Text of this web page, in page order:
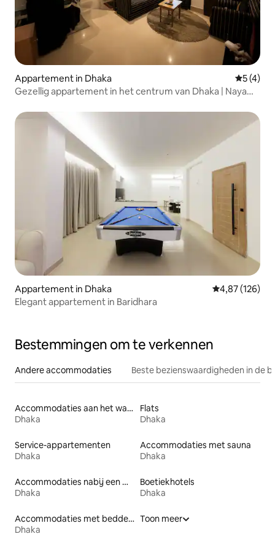
Appartement in Dhaka
5 (4)
Gezellig appartement in het centrum van Dhaka | Naya
Appartement in Dhaka Gemiddelde
4,87 (126)
Elegant appartement in Baridhara
Bestemmingen om te verkennen
Andere accommodaties Beste bezienswaardigheden in de
Accommodaties aan het water
Dhaka
Flats
Dhaka
Service-appartementen
Dhaka
Accommodaties met sauna
Dhaka
Accommodaties nabij een meer
Dhaka
Boetiekhotels
Dhaka
Accommodaties met bedden op toegankelijke hoogte
Dhaka
Toon meer